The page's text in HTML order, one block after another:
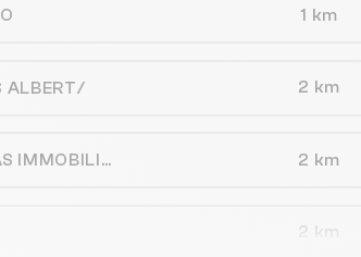
1 km
ALBERT/ 2 km
LOCAGENCE - GUEMAS IMMOBILIER - GUEMAS IMMOPRO - BATIMO SERVICES 2 km
2 km